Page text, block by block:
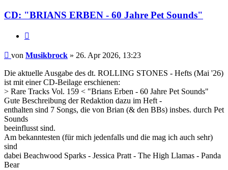
CD: "BRIANS ERBEN - 60 Jahre Pet Sounds"
Beitrag
von Musikbrock » 26. Apr 2026, 13:23
Die aktuelle Ausgabe des dt. ROLLING STONES - Hefts (Mai '26)
ist mit einer CD-Beilage erschienen:
> Rare Tracks Vol. 159 < "Brians Erben - 60 Jahre Pet Sounds"
Gute Beschreibung der Redaktion dazu im Heft -
enthalten sind 7 Songs, die von Brian (& den BBs) insbes. durch Pet
Sounds
beeinflusst sind.
Am bekanntesten (für mich jedenfalls und die mag ich auch sehr)
sind
dabei Beachwood Sparks - Jessica Pratt - The High Llamas - Panda
Bear